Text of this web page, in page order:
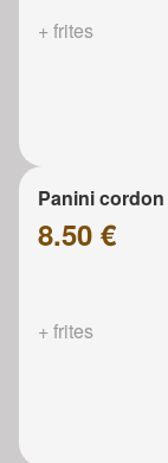
+ frites
Panini
8.50 €
+ frites